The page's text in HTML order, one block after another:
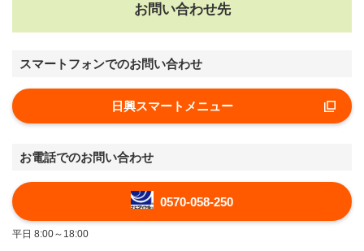
お問い合わせ先
スマートフォンでのお問い合わせ
日興スマートメニュー
お電話でのお問い合わせ
0570-058-250
平日 8:00～18:00